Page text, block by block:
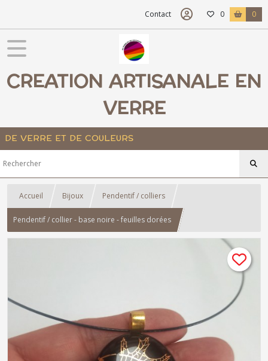
Contact 0 0
CREATION ARTISANALE EN
VERRE
DE VERRE ET DE COULEURS
Accueil Bijoux Pendentif / colliers
Pendentif / collier - base noire - feuilles dorées